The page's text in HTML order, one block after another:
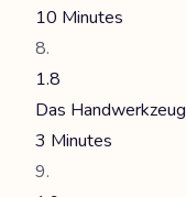
10 Minutes
1.8
Das Handwerkzeug
3 Minutes